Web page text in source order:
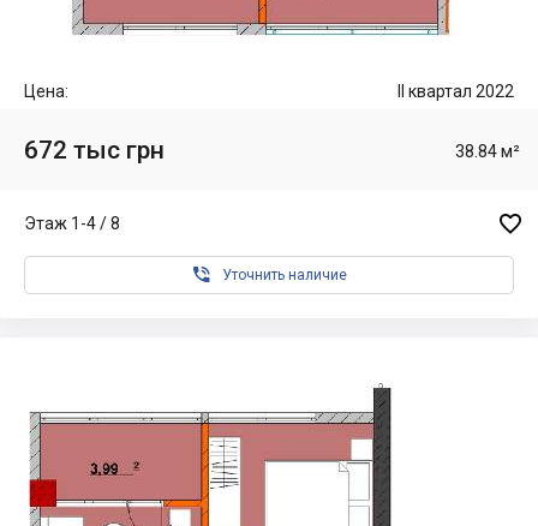
Цена: II квартал 2022
672 тыс грн 38.84 м²
Этаж 1-4 / 8 
 Уточнить наличие